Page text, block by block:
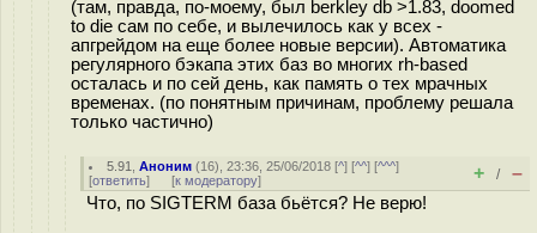
(там, правда, по-моему, был berkley db >1.83, doomed
to die сам по себе, и вылечилось как у всех -
апгрейдом на еще более новые версии). Автоматика
регулярного бэкапа этих баз во многих rh-based
осталась и по сей день, как память о тех мрачных
временах. (по понятным причинам, проблему решала
только частично)
5.91 ,Аноним (16), 23:36, 25/06/2018 [^] [^^] [^^^]
[ответить] [к модератору] + / –
Что, по SIGTERM база бьётся? Не верю!